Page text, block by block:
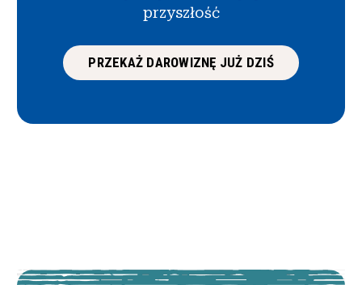
przyszłość
PRZEKAŻ DAROWIZNĘ JUŻ DZIŚ